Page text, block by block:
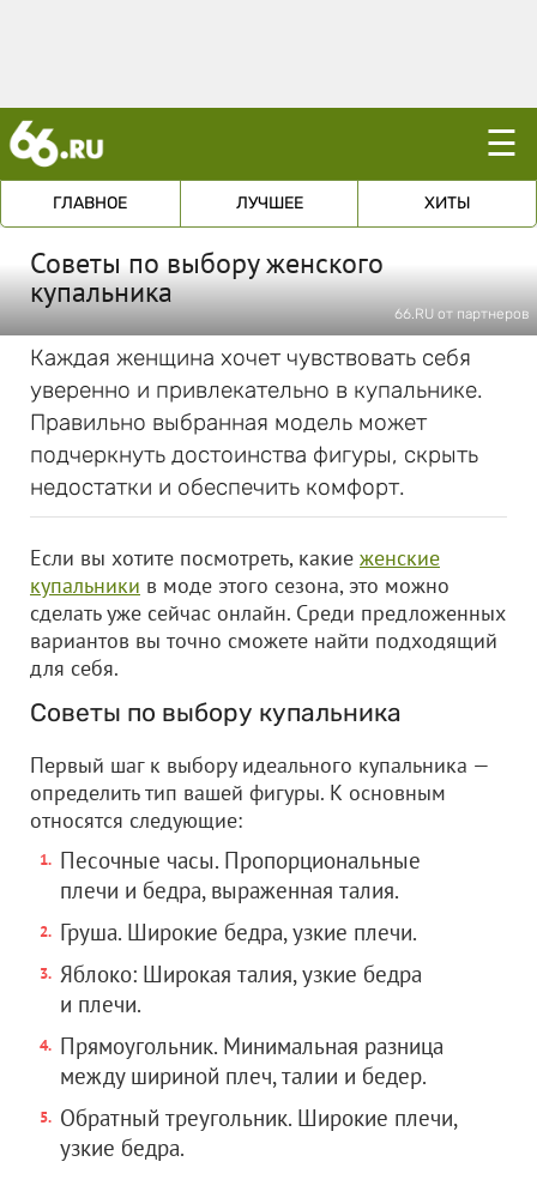
☰
ГЛАВНОЕ ЛУЧШЕЕ ХИТЫ
Советы по выбору женского
купальника
66.RU от партнеров
Каждая женщина хочет чувствовать себя
уверенно и привлекательно в купальнике.
Правильно выбранная модель может
подчеркнуть достоинства фигуры, скрыть
недостатки и обеспечить комфорт.
Если вы хотите посмотреть, какие женские
купальники в моде этого сезона, это можно
сделать уже сейчас онлайн. Среди предложенных
вариантов вы точно сможете найти подходящий
для себя.
Советы по выбору купальника
Первый шаг к выбору идеального купальника —
определить тип вашей фигуры. К основным
относятся следующие:
Песочные часы. Пропорциональные
плечи и бедра, выраженная талия.
Груша. Широкие бедра, узкие плечи.
Яблоко: Широкая талия, узкие бедра
и плечи.
Прямоугольник. Минимальная разница
между шириной плеч, талии и бедер.
Обратный треугольник. Широкие плечи,
узкие бедра.